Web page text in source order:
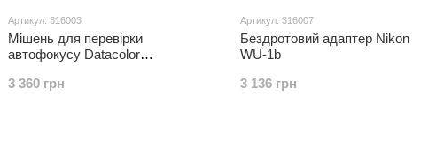
Артикул: 316003
Мішень для перевірки
автофокусу Datacolor
3 360 грн
Артикул: 316007
Бездротовий адаптер Nikon
WU-1b
3 136 грн